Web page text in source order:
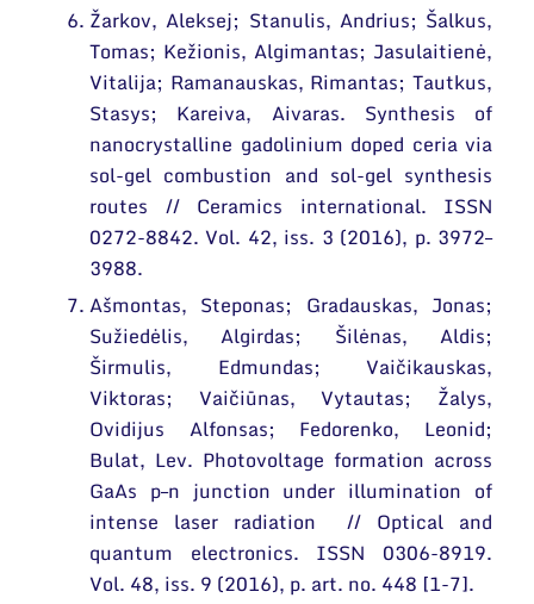
Žarkov, Aleksej; Stanulis, Andrius; Šalkus,
Tomas; Kežionis, Algimantas; Jasulaitienė,
Vitalija; Ramanauskas, Rimantas; Tautkus,
Stasys; Kareiva, Aivaras. Synthesis of
nanocrystalline gadolinium doped ceria via
sol-gel combustion and sol-gel synthesis
routes // Ceramics international. ISSN
0272-8842. Vol. 42, iss. 3 (2016), p. 3972–
3988.
Ašmontas, Steponas; Gradauskas, Jonas;
Sužiedėlis, Algirdas; Šilėnas, Aldis;
Širmulis, Edmundas; Vaičikauskas,
Viktoras; Vaičiūnas, Vytautas; Žalys,
Ovidijus Alfonsas; Fedorenko, Leonid;
Bulat, Lev. Photovoltage formation across
GaAs p–n junction under illumination of
intense laser radiation // Optical and
quantum electronics. ISSN 0306-8919.
Vol. 48, iss. 9 (2016), p. art. no. 448 [1-7].